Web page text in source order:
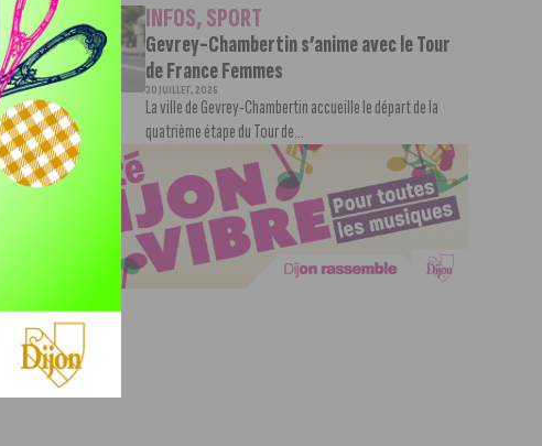
INFOS,SPORT
Gevrey-Chambertin s’anime avec le Tour
de France Femmes
30 JUILLET, 2026
La ville de Gevrey-Chambertin accueille le départ de la
quatrième étape du Tour de...